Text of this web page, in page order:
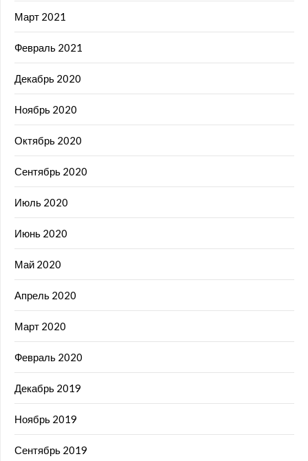
Март 2021
Февраль 2021
Декабрь 2020
Ноябрь 2020
Октябрь 2020
Сентябрь 2020
Июль 2020
Июнь 2020
Май 2020
Апрель 2020
Март 2020
Февраль 2020
Декабрь 2019
Ноябрь 2019
Сентябрь 2019